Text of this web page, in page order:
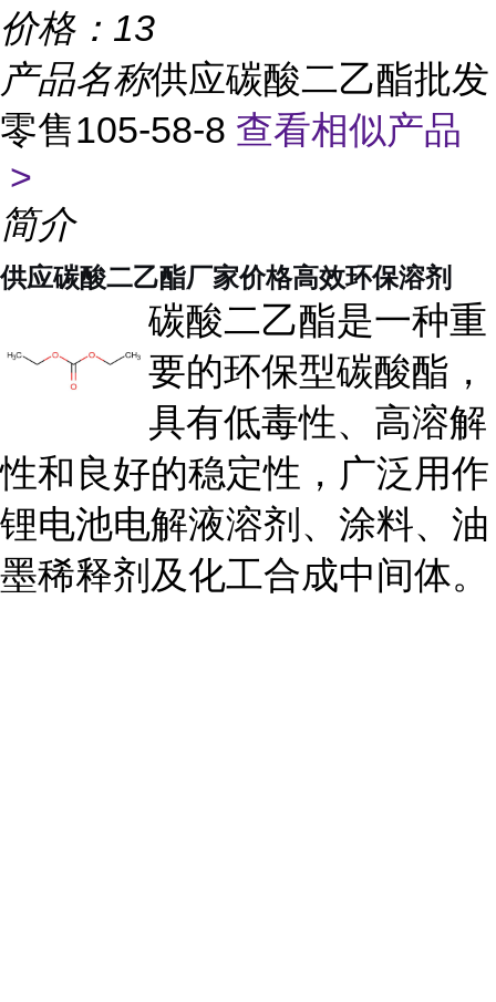
价格： 13
产品名称供应碳酸二乙酯批发
零售105-58-8 查看相似产品
>
简介
供应碳酸二乙酯厂家价格高效环保溶剂
碳酸二乙酯是一种重
要的环保型碳酸酯，
具有低毒性、高溶解
性和良好的稳定性，广泛用作
锂电池电解液溶剂、涂料、油
墨稀释剂及化工合成中间体。